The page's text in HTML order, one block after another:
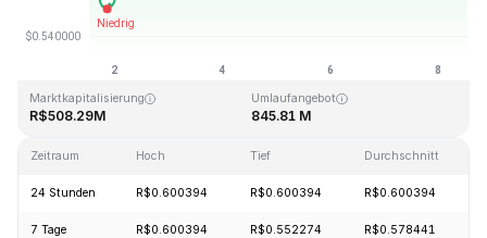
Zuletzt aktualisiert: 2026-08-08, 12:23 GMT+0
R$0.545459
Marktkapitalisierung
R$508.29M
Umlaufangebot
845.81 M
Zeitraum Hoch Tief Durchschnitt
24 Stunden R$0.600394 R$0.600394 R$0.600394
7 Tage R$0.600394 R$0.552274 R$0.578441